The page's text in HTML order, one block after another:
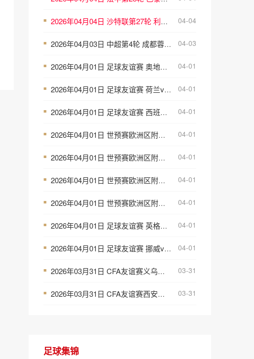
■ 2026年04月04日 沙特联第27轮 利雅得胜利vs纳杰马体育 全场录像 04-04
■ 2026年04月03日 中超第4轮 成都蓉城vs青岛西海岸 全场录像 04-03
■ 2026年04月01日 足球友谊赛 奥地利vs韩国 全场录像 04-01
■ 2026年04月01日 足球友谊赛 荷兰vs厄瓜多尔 全场录像 04-01
■ 2026年04月01日 足球友谊赛 西班牙vs埃及 全场录像 04-01
■ 2026年04月01日 世预赛欧洲区附加赛决赛 科索沃vs土耳其 全场录像 04-01
■ 2026年04月01日 世预赛欧洲区附加赛决赛 捷克vs丹麦 全场录像 04-01
■ 2026年04月01日 世预赛欧洲区附加赛决赛 瑞典vs波兰 全场录像 04-01
■ 2026年04月01日 世预赛欧洲区附加赛决赛 波黑vs意大利 全场录像 04-01
■ 2026年04月01日 足球友谊赛 英格兰vs日本 全场录像 04-01
■ 2026年04月01日 足球友谊赛 挪威vs瑞士 全场录像 04-01
■ 2026年03月31日 CFA友谊赛义乌赛 中国男足U19vs澳大利亚U19 全场录像 03-31
■ 2026年03月31日 CFA友谊赛西安赛 中国男足U23vs越南U23 全场录像 03-31
足球集锦